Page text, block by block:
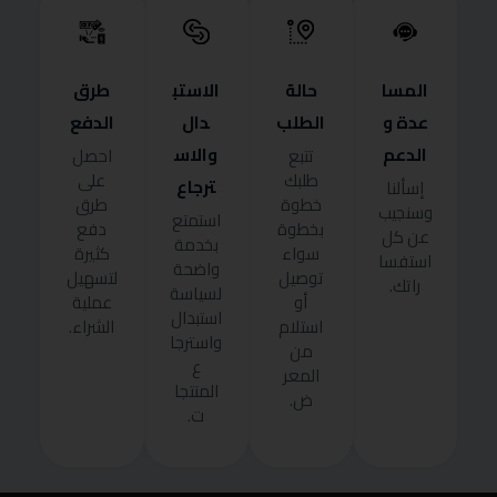
المسا
عدة و
الدعم
إسألنا
وسنجيب
عن كل
استفسا
راتك.
حالة
الطلب
تتبع
طلبك
خطوة
بخطوة
سواء
توصيل
أو
استلام
من
المعر
ض.
الاستب
دال
والاس
ترجاع
استمتع
بخدمة
واضحة
لسياسة
استبدال
واسترجا
ع
المنتجا
ت.
طرق
الدفع
احصل
على
طرق
دفع
كثيرة
لتسهيل
عملية
الشراء.